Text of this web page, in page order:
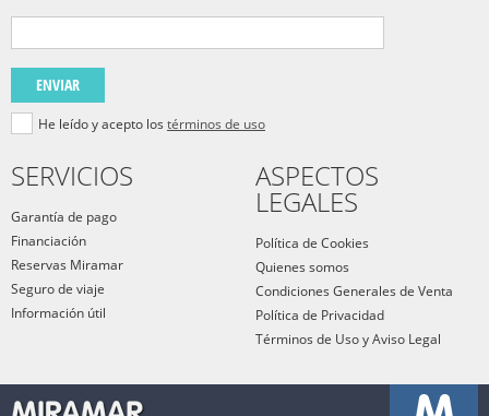
ENVIAR
He leído y acepto los términos de uso
SERVICIOS
Garantía de pago
Financiación
Reservas Miramar
Seguro de viaje
Información útil
ASPECTOS
LEGALES
Política de Cookies
Quienes somos
Condiciones Generales de Venta
Política de Privacidad
Términos de Uso y Aviso Legal